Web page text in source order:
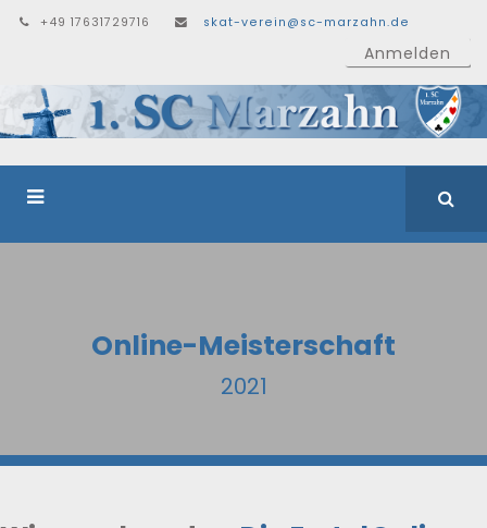
+49 17631729716 skat-verein@sc-marzahn.de
Anmelden
Online-Meisterschaft
2021